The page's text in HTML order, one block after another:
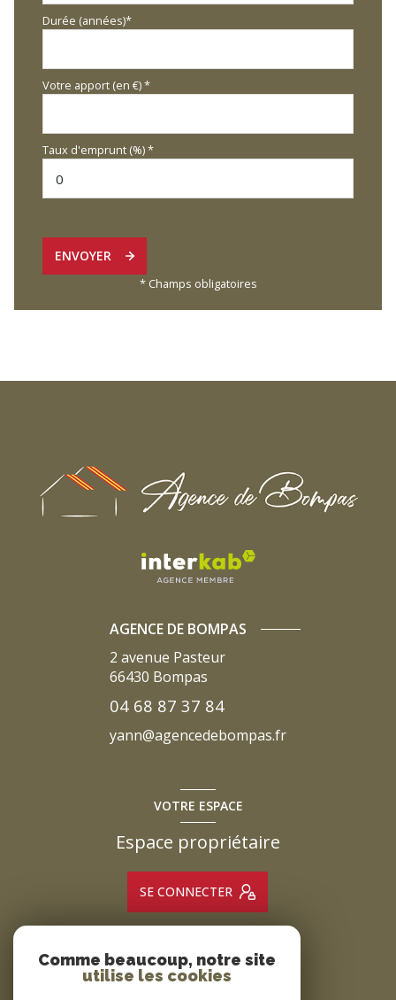
Durée (années)*
Votre apport (en €) *
Taux d'emprunt (%) *
ENVOYER
* Champs obligatoires
AGENCE DE BOMPAS
2 avenue Pasteur
66430 Bompas
04 68 87 37 84
yann@agencedebompas.fr
VOTRE ESPACE
Espace propriétaire
SE CONNECTER
ADHÉRENTS
Comme beaucoup, notre site
utilise les cookies